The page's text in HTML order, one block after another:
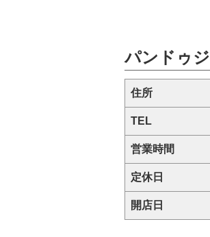
パンドゥ
住所
TEL
営業時間
定休日
開店日